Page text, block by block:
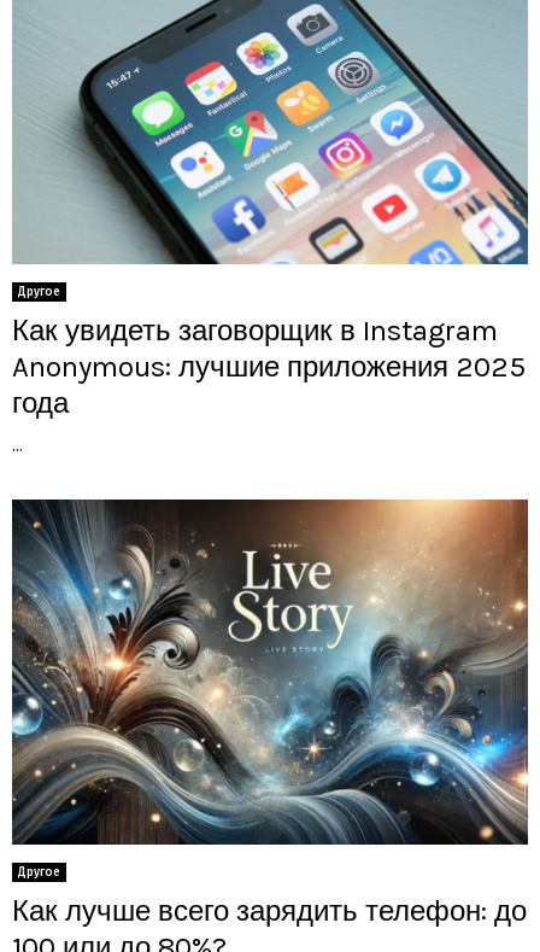
Другое
Как увидеть заговорщик в Instagram
Anonymous: лучшие приложения 2025
года
...
Другое
Как лучше всего зарядить телефон: до